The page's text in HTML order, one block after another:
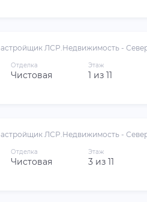
ЛСР.Недвижимость -
Отделка
Чистовая
Этаж
1 из 11
ЛСР.Недвижимость -
Отделка
Чистовая
Этаж
3 из 11